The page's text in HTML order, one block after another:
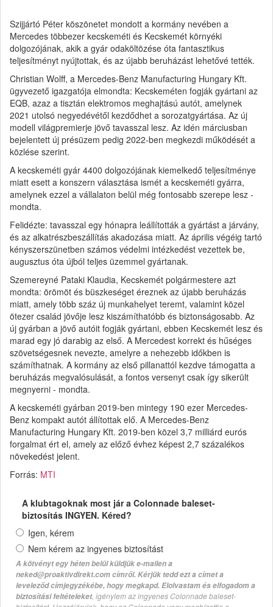
Szijjártó Péter köszönetet mondott a kormány nevében a
Mercedes többezer kecskeméti és Kecskemét környéki
dolgozójának, akik a gyár odaköltözése óta fantasztikus
teljesítményt nyújtottak, és az újabb beruházást lehetővé tették.
Christian Wolff, a Mercedes-Benz Manufacturing Hungary Kft.
ügyvezető igazgatója elmondta: Kecskeméten fogják gyártani az
EQB, azaz a tisztán elektromos meghajtású autót, amelynek
2021 utolsó negyedévétől kezdődhet a sorozatgyártása. Az új
modell világpremierje jövő tavasszal lesz. Az idén márciusban
bejelentett új présüzem pedig 2022-ben megkezdi működését a
közlése szerint.
A kecskeméti gyár 4400 dolgozójának kiemelkedő teljesítménye
miatt esett a konszern választása ismét a kecskeméti gyárra,
amelynek ezzel a vállalaton belül még fontosabb szerepe lesz -
mondta.
Felidézte: tavasszal egy hónapra leállították a gyártást a járvány,
és az alkatrészbeszállítás akadozása miatt. Az április végéig tartó
kényszerszünetben számos védelmi intézkedést vezettek be,
augusztus óta újból teljes üzemmel gyártanak.
Szemereyné Pataki Klaudia, Kecskemét polgármestere azt
mondta: örömöt és büszkeséget éreznek az újabb beruházás
miatt, amely több száz új munkahelyet teremt, valamint közel
ötezer család jövője lesz kiszámíthatóbb és biztonságosabb. Az
új gyárban a jövő autóit fogják gyártani, ebben Kecskemét lesz és
marad egy jó darabig az első. A Mercedest korrekt és hűséges
szövetségesnek nevezte, amelyre a nehezebb időkben is
számíthatnak. A kormány az első pillanattól kezdve támogatta a
beruházás megvalósulását, a fontos versenyt csak így sikerült
megnyerni - mondta.
A kecskeméti gyárban 2019-ben mintegy 190 ezer Mercedes-
Benz kompakt autót állítottak elő. A Mercedes-Benz
Manufacturing Hungary Kft. 2019-ben közel 3,7 milliárd eurós
forgalmat ért el, amely az előző évhez képest 2,7 százalékos
növekedést jelent.
Forrás: MTI
A klubtagoknak most jár a Colonnade baleset-
biztosítás INGYEN. Kéred?
Igen, kérem
Nem kérem az ingyenes biztosítást
A kötvényt egy héten belül küldjük e-mailen a
neked@proaktivdirekt.com címről. Kérjük tedd ezt a címet a
leveleződ címjegyzékébe, hogy megkapd. Elolvastam és elfogadom a
biztosítási feltételeket, igénylem az ingyenes Colonnade baleset-